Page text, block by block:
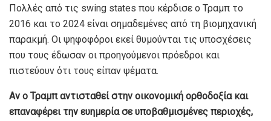
Πολλές από τις swing states που κέρδισε ο Τραμπ το
2016 και το 2024 είναι σημαδεμένες από τη βιομηχανική
παρακμή. Οι ψηφοφόροι εκεί θυμούνται τις υποσχέσεις
που τους έδωσαν οι προηγούμενοι πρόεδροι και
πιστεύουν ότι τους είπαν ψέματα.
Αν ο Τραμπ αντισταθεί στην οικονομική ορθοδοξία και
επαναφέρει την ευημερία σε υποβαθμισμένες περιοχές,